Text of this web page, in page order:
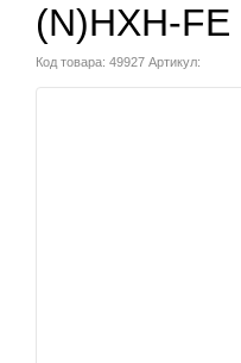
(N)HXH-
Код товара: 49927 Артикул: